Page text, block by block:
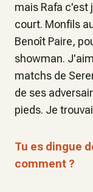
mais Rafa c'est
court. Monfils
Benoît Paire,
showman.
matchs de
de ses
pieds. Je
Tu es dingue
comment ?